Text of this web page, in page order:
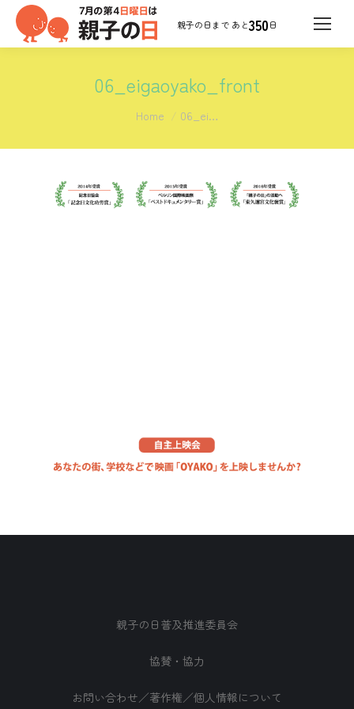
350日
06_eigaoyako_front
You are here:
Home 06_ei…
親子の日普及推進委員会
協賛・協力
お問い合わせ／著作権／個人情報について